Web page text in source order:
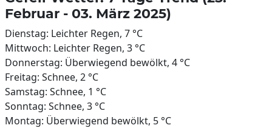
Februar - 03. März 2025)
Dienstag: Leichter Regen, 7 °C
Mittwoch: Leichter Regen, 3 °C
Donnerstag: Überwiegend bewölkt, 4 °C
Freitag: Schnee, 2 °C
Samstag: Schnee, 1 °C
Sonntag: Schnee, 3 °C
Montag: Überwiegend bewölkt, 5 °C